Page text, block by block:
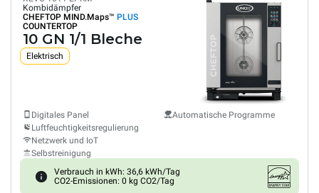
Kombidämpfer
CHEFTOP MIND.Maps™ PLUS
COUNTERTOP
10 GN 1/1 Bleche
Elektrisch
Digitales Panel
Luftfeuchtigkeitsregulierung
Netzwerk und IoT
Selbstreinigung
Automatische Programme
Verbrauch in kWh: 36,6 kWh/Tag
CO2-Emissionen: 0 kg CO2/Tag